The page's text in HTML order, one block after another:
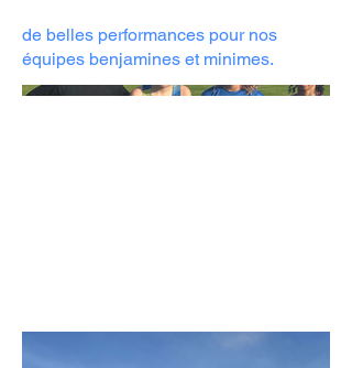
de belles performances pour nos
équipes benjamines et minimes.